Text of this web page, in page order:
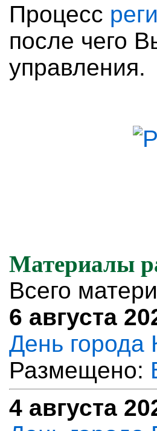
Процесс
после чего
управления.
Материалы
Всего
6 августа
День города
Размещено:
4 августа